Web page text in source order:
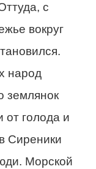
с
вокруг
народ
землянок
голода и
Сиреники
Морской